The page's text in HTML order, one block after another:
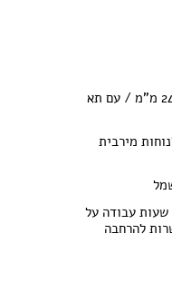
גובה הכלי עם מסגרת 2485 מ"מ / עם תא
מירבית
שנתיים אחריות או 2000 שעות עבודה על
להרחבה